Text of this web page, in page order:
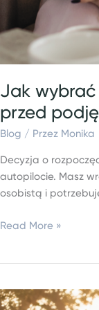
Jak
przed
Blog / Przez Monika
Decyzja o
autopilocie. Masz
osobistą i
Read More »
Jak